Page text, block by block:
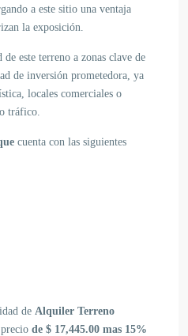
a este sitio una ventaja
la exposición.
este terreno a zonas clave de
de inversión prometedora, ya
locales comerciales o
tráfico.
cuenta con las siguientes
de Alquiler Terreno
de $ 17,445.00 mas 15%